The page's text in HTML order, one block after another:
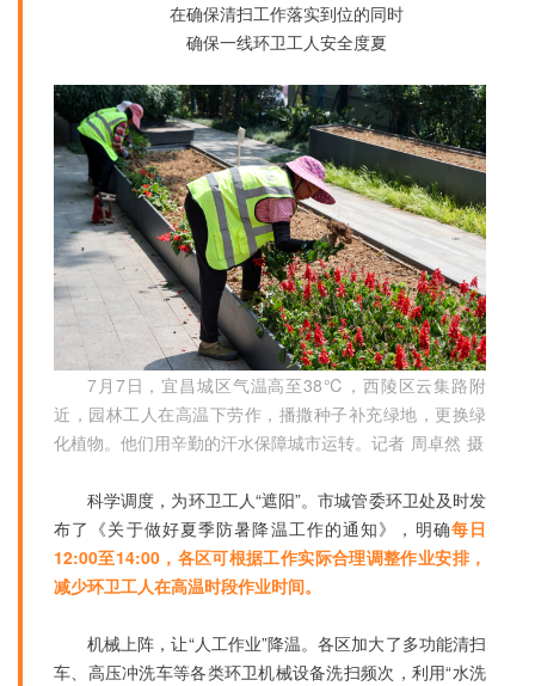
在确保清扫工作落实到位的同时
确保一线环卫工人安全度夏
7月7日，宜昌城区气温高至38℃，西陵区云集路附
近，园林工人在高温下劳作，播撒种子补充绿地，更换绿
化植物。他们用辛勤的汗水保障城市运转。记者 周卓然 摄
科学调度，为环卫工人“遮阳”。市城管委环卫处及时发
布了《关于做好夏季防暑降温工作的通知》，明确每日
12:00至14:00，各区可根据工作实际合理调整作业安排，
减少环卫工人在高温时段作业时间。
机械上阵，让“人工作业”降温。各区加大了多功能清扫
车、高压冲洗车等各类环卫机械设备洗扫频次，利用“水洗